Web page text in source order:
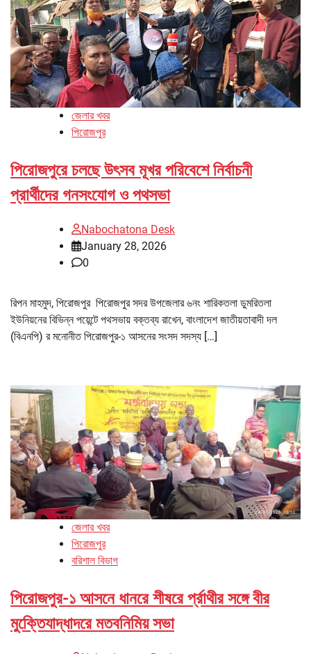
জেলার খবর
পিরোজপুর
পিরোজপুরে চলছে উৎসব মূখর পরিবেশে নির্বাচনী
প্রার্থীদের গনসংযোগ ও পথসভা
Nabochatona Desk
January 28, 2026
0
রিপন মাহমুদ, পিরোজপুর পিরোজপুর সদর উপজেলার ৬নং শারিকতলা ডুমরিতলা
ইউনিয়নের বিভিন্ন পয়েন্টে পথসভায় বক্তব্য রাখেন, বাংলাদেশ জাতীয়তাবাদী দল
(বিএনপি) র মনোনীত পিরোজপুর-১ আসনের সংসদ সদস্য […]
জেলার খবর
পিরোজপুর
বরিশাল বিভাগ
পিরোজপুর-১ আসনে ধানরে শীষরে র্প্রাথীর সঙ্গে বীর
মুক্তেিযাদ্ধাদরে মতবনিমিয় সভা